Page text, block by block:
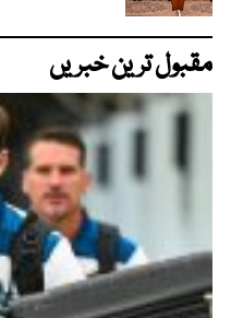
مقبول ترین خبریں